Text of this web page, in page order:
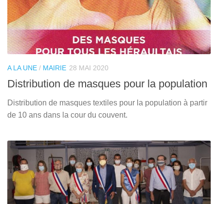
A LA UNE / MAIRIE 28 MAI 2020
Distribution de masques pour la population
Distribution de masques textiles pour la population à partir
de 10 ans dans la cour du couvent.